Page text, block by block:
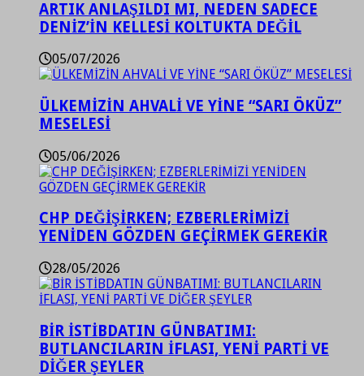
ARTIK ANLAŞILDI MI, NEDEN SADECE
DENİZ’İN KELLESİ KOLTUKTA DEĞİL
05/07/2026
ÜLKEMİZİN AHVALİ VE YİNE “SARI ÖKÜZ”
MESELESİ
05/06/2026
CHP DEĞİŞİRKEN; EZBERLERİMİZİ
YENİDEN GÖZDEN GEÇİRMEK GEREKİR
28/05/2026
BİR İSTİBDATIN GÜNBATIMI:
BUTLANCILARIN İFLASI, YENİ PARTİ VE
DİĞER ŞEYLER